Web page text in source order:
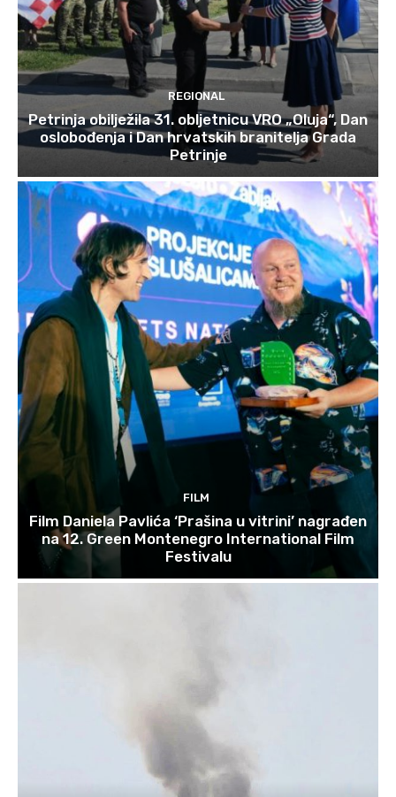
REGIONAL
Petrinja obilježila 31. obljetnicu VRO „Oluja“, Dan
oslobođenja i Dan hrvatskih branitelja Grada
Petrinje
FILM
Film Daniela Pavlića ‘Prašina u vitrini’ nagrađen
na 12. Green Montenegro International Film
Festivalu